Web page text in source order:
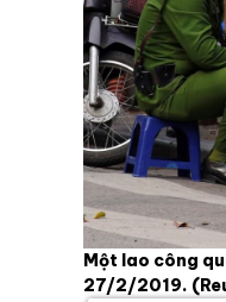
Một lao công
27/2/2019.